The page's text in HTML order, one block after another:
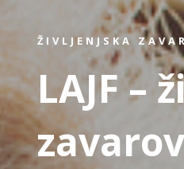
ŽIVLJENJSKA
LAJF –